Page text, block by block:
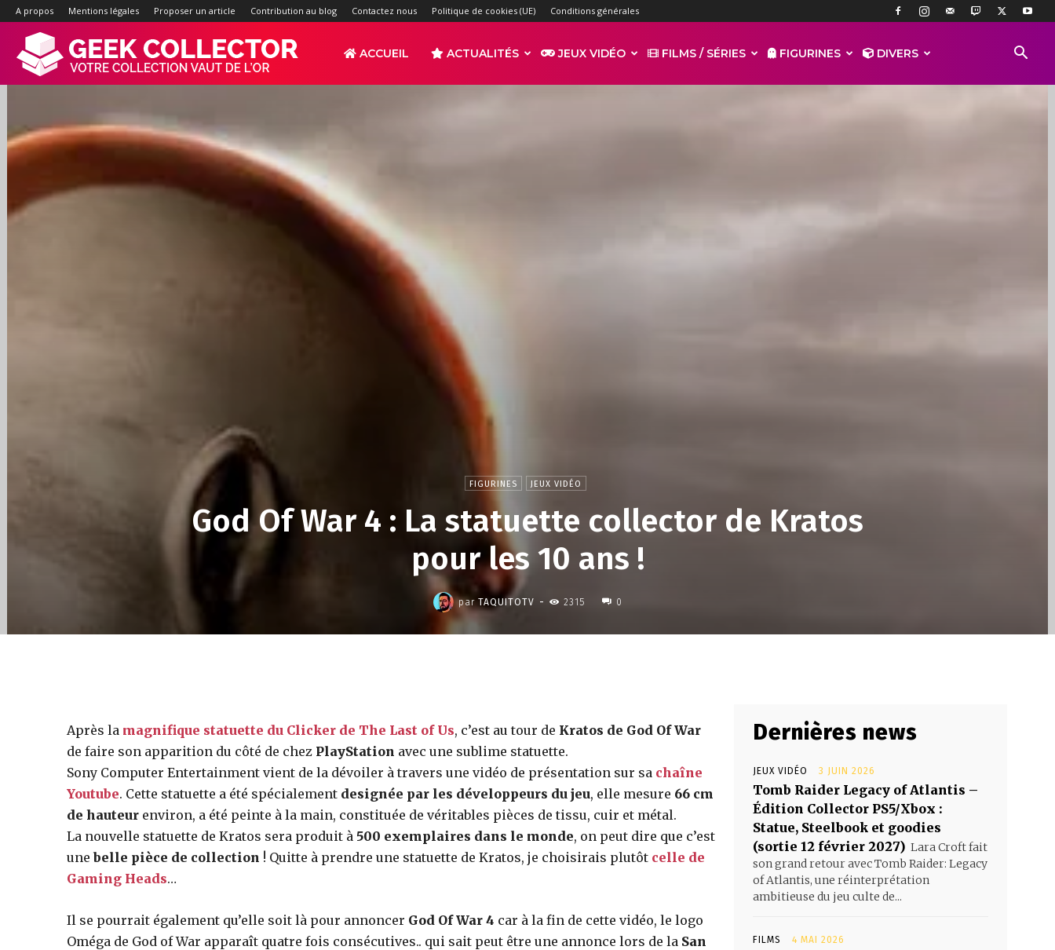
A propos Mentions légales Proposer un article Contribution au blog Contactez nous Politique de cookies (UE) Conditions générales
:
jeux
vidéo,
films,
série
ACCUEIL ACTUALITÉS JEUX VIDÉO FILMS / SÉRIES FIGURINES DIVERS
FIGURINES JEUX VIDÉO
God Of War 4 : La statuette collector de Kratos
pour les 10 ans !
par TAQUITOTV - 2315 0
Après la magnifique statuette du Clicker de The Last of Us, c’est au tour de Kratos de God Of War
de faire son apparition du côté de chez PlayStation avec une sublime statuette.
Sony Computer Entertainment vient de la dévoiler à travers une vidéo de présentation sur sa chaîne
Youtube. Cette statuette a été spécialement designée par les développeurs du jeu, elle mesure 66 cm
de hauteur environ, a été peinte à la main, constituée de véritables pièces de tissu, cuir et métal.
La nouvelle statuette de Kratos sera produit à 500 exemplaires dans le monde, on peut dire que c’est
une belle pièce de collection ! Quitte à prendre une statuette de Kratos, je choisirais plutôt celle de
Gaming Heads…
Il se pourrait également qu’elle soit là pour annoncer God Of War 4 car à la fin de cette vidéo, le logo
Oméga de God of War apparaît quatre fois consécutives.. qui sait peut être une annonce lors de la San
Dernières news
JEUX VIDÉO 3 JUIN 2026
Tomb Raider Legacy of Atlantis –
Édition Collector PS5/Xbox :
Statue, Steelbook et goodies
(sortie 12 février 2027) Lara Croft fait
son grand retour avec Tomb Raider: Legacy
of Atlantis, une réinterprétation
ambitieuse du jeu culte de...
FILMS 4 MAI 2026